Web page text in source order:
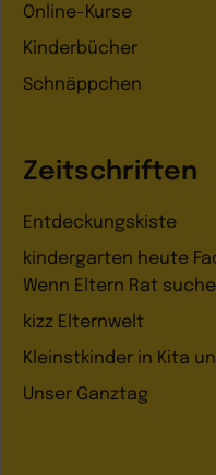
Online-Kurse
Kinderbücher
Schnäppchen
Zeitschriften
Entdeckungskiste
kindergarten heute
Wenn Eltern Rat
kizz Elternwelt
Kleinstkinder in Kita
Unser Ganztag